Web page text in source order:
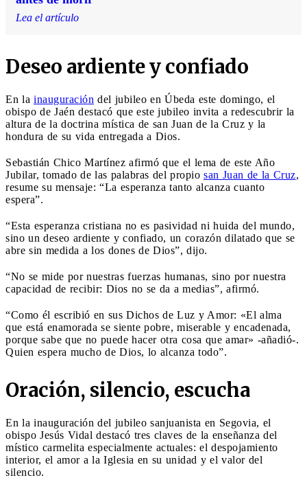
Lea el artículo
Deseo ardiente y confiado
En la inauguración del jubileo en Úbeda este domingo, el
obispo de Jaén destacó que este jubileo invita a redescubrir la
altura de la doctrina mística de san Juan de la Cruz y la
hondura de su vida entregada a Dios.
Sebastián Chico Martínez afirmó que el lema de este Año
Jubilar, tomado de las palabras del propio san Juan de la Cruz,
resume su mensaje: “La esperanza tanto alcanza cuanto
espera”.
“Esta esperanza cristiana no es pasividad ni huida del mundo,
sino un deseo ardiente y confiado, un corazón dilatado que se
abre sin medida a los dones de Dios”, dijo.
“No se mide por nuestras fuerzas humanas, sino por nuestra
capacidad de recibir: Dios no se da a medias”, afirmó.
“Como él escribió en sus Dichos de Luz y Amor: «El alma
que está enamorada se siente pobre, miserable y encadenada,
porque sabe que no puede hacer otra cosa que amar» -añadió-.
Quien espera mucho de Dios, lo alcanza todo”.
Oración, silencio, escucha
En la inauguración del jubileo sanjuanista en Segovia, el
obispo Jesús Vidal destacó tres claves de la enseñanza del
místico carmelita especialmente actuales: el despojamiento
interior, el amor a la Iglesia en su unidad y el valor del
silencio.